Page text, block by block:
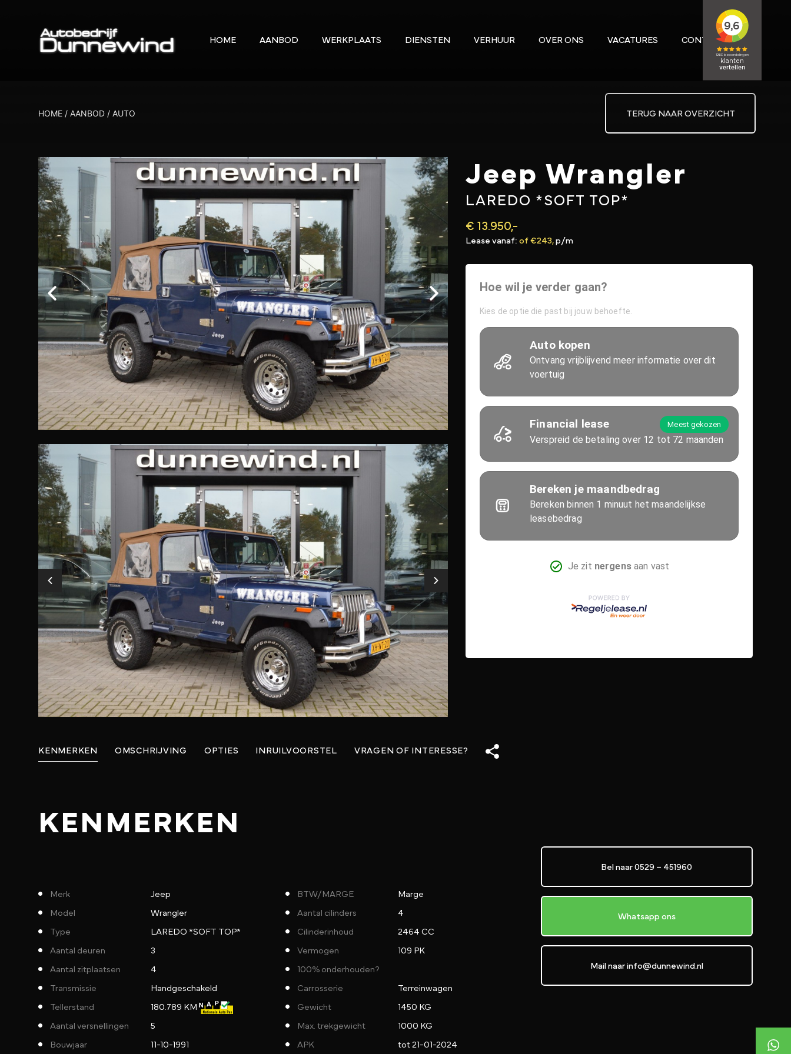
HOME AANBOD WERKPLAATS DIENSTEN VERHUUR OVER ONS VACATURES CONTACT
HOME / AANBOD / AUTO TERUG NAAR OVERZICHT
Jeep Wrangler
LAREDO *SOFT TOP*
€ 13.950,-
Lease vanaf: of €243,p/m
KENMERKEN OMSCHRIJVING OPTIES INRUILVOORSTEL VRAGEN OF INTERESSE?
KENMERKEN
Merk Jeep
Model Wrangler
Type LAREDO *SOFT TOP*
Aantal deuren 3
Aantal zitplaatsen 4
Transmissie Handgeschakeld
Tellerstand 180.789 KM
Aantal versnellingen 5
Bouwjaar 11-10-1991
BTW/MARGE Marge
Aantal cilinders 4
Cilinderinhoud 2464 CC
Vermogen 109 PK
100% onderhouden?
Carrosserie Terreinwagen
Gewicht 1450 KG
Max. trekgewicht 1000 KG
APK tot 21-01-2024
Bel naar 0529 – 451960
Whatsapp ons
Mail naar info@dunnewind.nl